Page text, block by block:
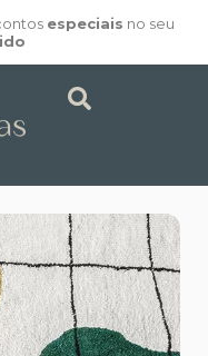
especiais no seu